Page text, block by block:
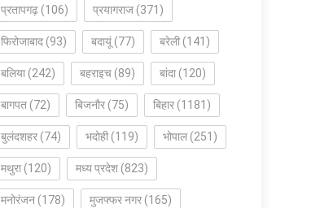
प्रतापगढ़ (106) प्रयागराज (371)
फिरोजाबाद (93) बदायूं (77) बरेली (141)
बलिया (242) बहराइच (89) बांदा (120)
बागपत (72) बिजनौर (75) बिहार (1181)
बुलंदशहर (74) भदोही (119) भोपाल (251)
मथुरा (120) मध्य प्रदेश (823)
मनोरंजन (178) मुजफ्फर नगर (165)